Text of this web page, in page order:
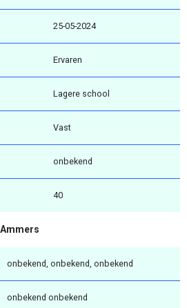
25-05-2024
Ervaren
Lagere school
Vast
onbekend
40
onbekend, onbekend, onbekend
onbekend onbekend